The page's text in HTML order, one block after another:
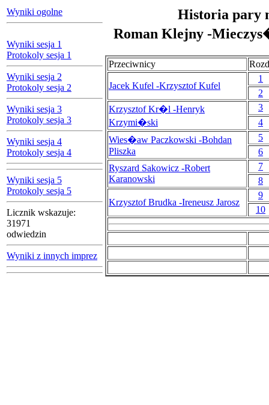
Wyniki ogolne
Wyniki sesja 1
Protokoly sesja 1
Wyniki sesja 2
Protokoly sesja 2
Wyniki sesja 3
Protokoly sesja 3
Wyniki sesja 4
Protokoly sesja 4
Wyniki sesja 5
Protokoly sesja 5
Licznik wskazuje:
31971
odwiedzin
Wyniki z innych imprez
Historia pary
Roman Klejny -
Przeciwnicy
Jacek Kufel -Krzysztof Kufel
1
2
Krzysztof Kr�l -Henryk
Krzymi�ski
3
4
Wies�aw Paczkowski -Bohdan
Pliszka
5
6
Ryszard Sakowicz -Robert
Karanowski
7
8
Krzysztof Brudka -Ireneusz Jarosz
9
10